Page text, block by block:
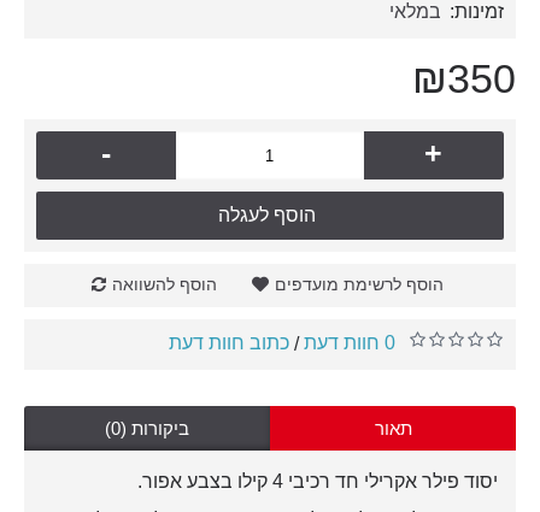
זמינות: במלאי
₪350
- +
הוסף לעגלה
הוסף לרשימת מועדפים הוסף להשוואה
0 חוות דעת / כתוב חוות דעת
תאור ביקורות (0)
יסוד פילר אקרילי חד רכיבי 4 קילו בצבע אפור.